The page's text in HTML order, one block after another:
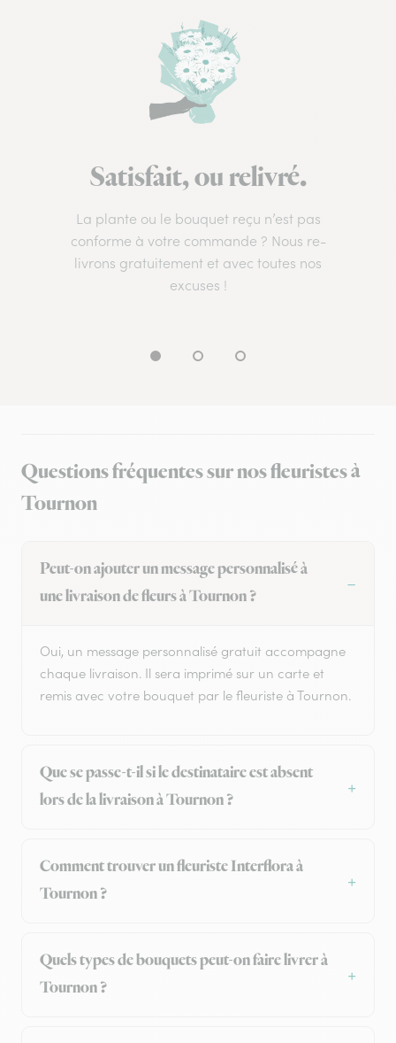
Satisfait, ou relivré.
La plante ou le bouquet reçu n’est pas
conforme à votre commande ? Nous re-
livrons gratuitement et avec toutes nos
excuses !
Questions fréquentes sur nos fleuristes à
Tournon
Peut-on ajouter un message personnalisé à
une livraison de fleurs à Tournon ?
Oui, un message personnalisé gratuit accompagne
chaque livraison. Il sera imprimé sur un carte et
remis avec votre bouquet par le fleuriste à Tournon.
Que se passe-t-il si le destinataire est absent
lors de la livraison à Tournon ?
Comment trouver un fleuriste Interflora à
Tournon ?
Quels types de bouquets peut-on faire livrer à
Tournon ?